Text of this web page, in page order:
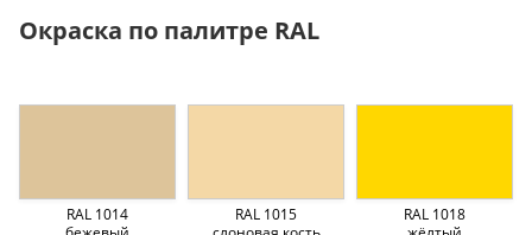
Окраска по палитре RAL
RAL 1014
RAL 1015
RAL 1018